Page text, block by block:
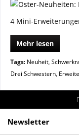
4 Mini-
Mehr lesen
Tags: Neuheit,
Drei Schwestern,
Newsletter